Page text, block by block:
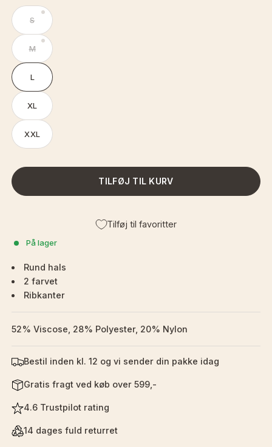
S
M
L
XL
XXL
TILFØJ TIL KURV
Tilføj til favoritter
På lager
Rund hals
2 farvet
Ribkanter
52% Viscose, 28% Polyester, 20% Nylon
Bestil inden kl. 12 og vi sender din pakke idag
Gratis fragt ved køb over 599,-
4.6 Trustpilot rating
14 dages fuld returret